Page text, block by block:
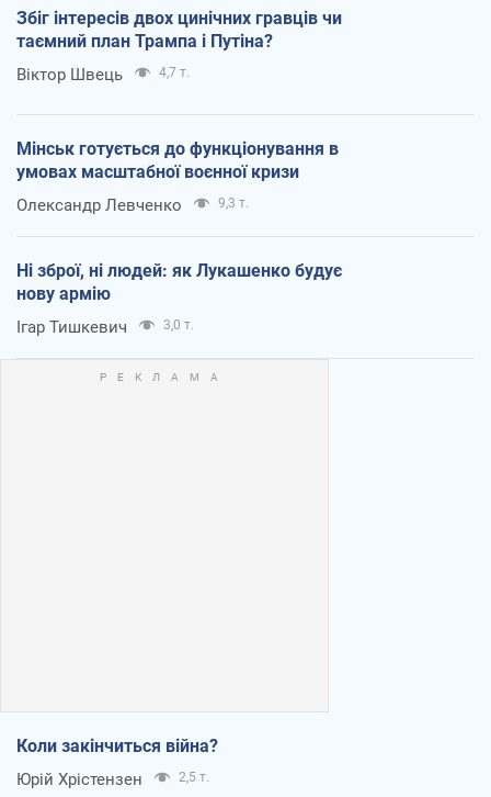
Збіг інтересів двох цинічних гравців чи
таємний план Трампа і Путіна?
Віктор Швець 4,7 т.
Мінськ готується до функціонування в
умовах масштабної воєнної кризи
Олександр Левченко 9,3 т.
Ні зброї, ні людей: як Лукашенко будує
нову армію
Ігар Тишкевич 3,0 т.
Коли закінчиться війна?
Юрій Хрістензен 2,5 т.